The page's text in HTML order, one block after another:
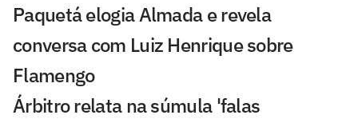
Paquetá elogia Almada e revela
conversa com Luiz Henrique sobre
Flamengo
Árbitro relata na súmula 'falas